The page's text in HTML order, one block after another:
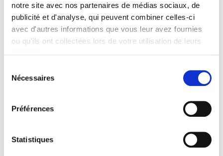
notre site avec nos partenaires de médias sociaux, de
publicité et d'analyse, qui peuvent combiner celles-ci
avec d'autres informations que vous leur avez fournies
ou qu'ils ont collectées lors de votre utilisation de leurs
Nécessaires
Préférences
Statistiques
Specifications
Author
20 & 21. Revue d'histoire
Language